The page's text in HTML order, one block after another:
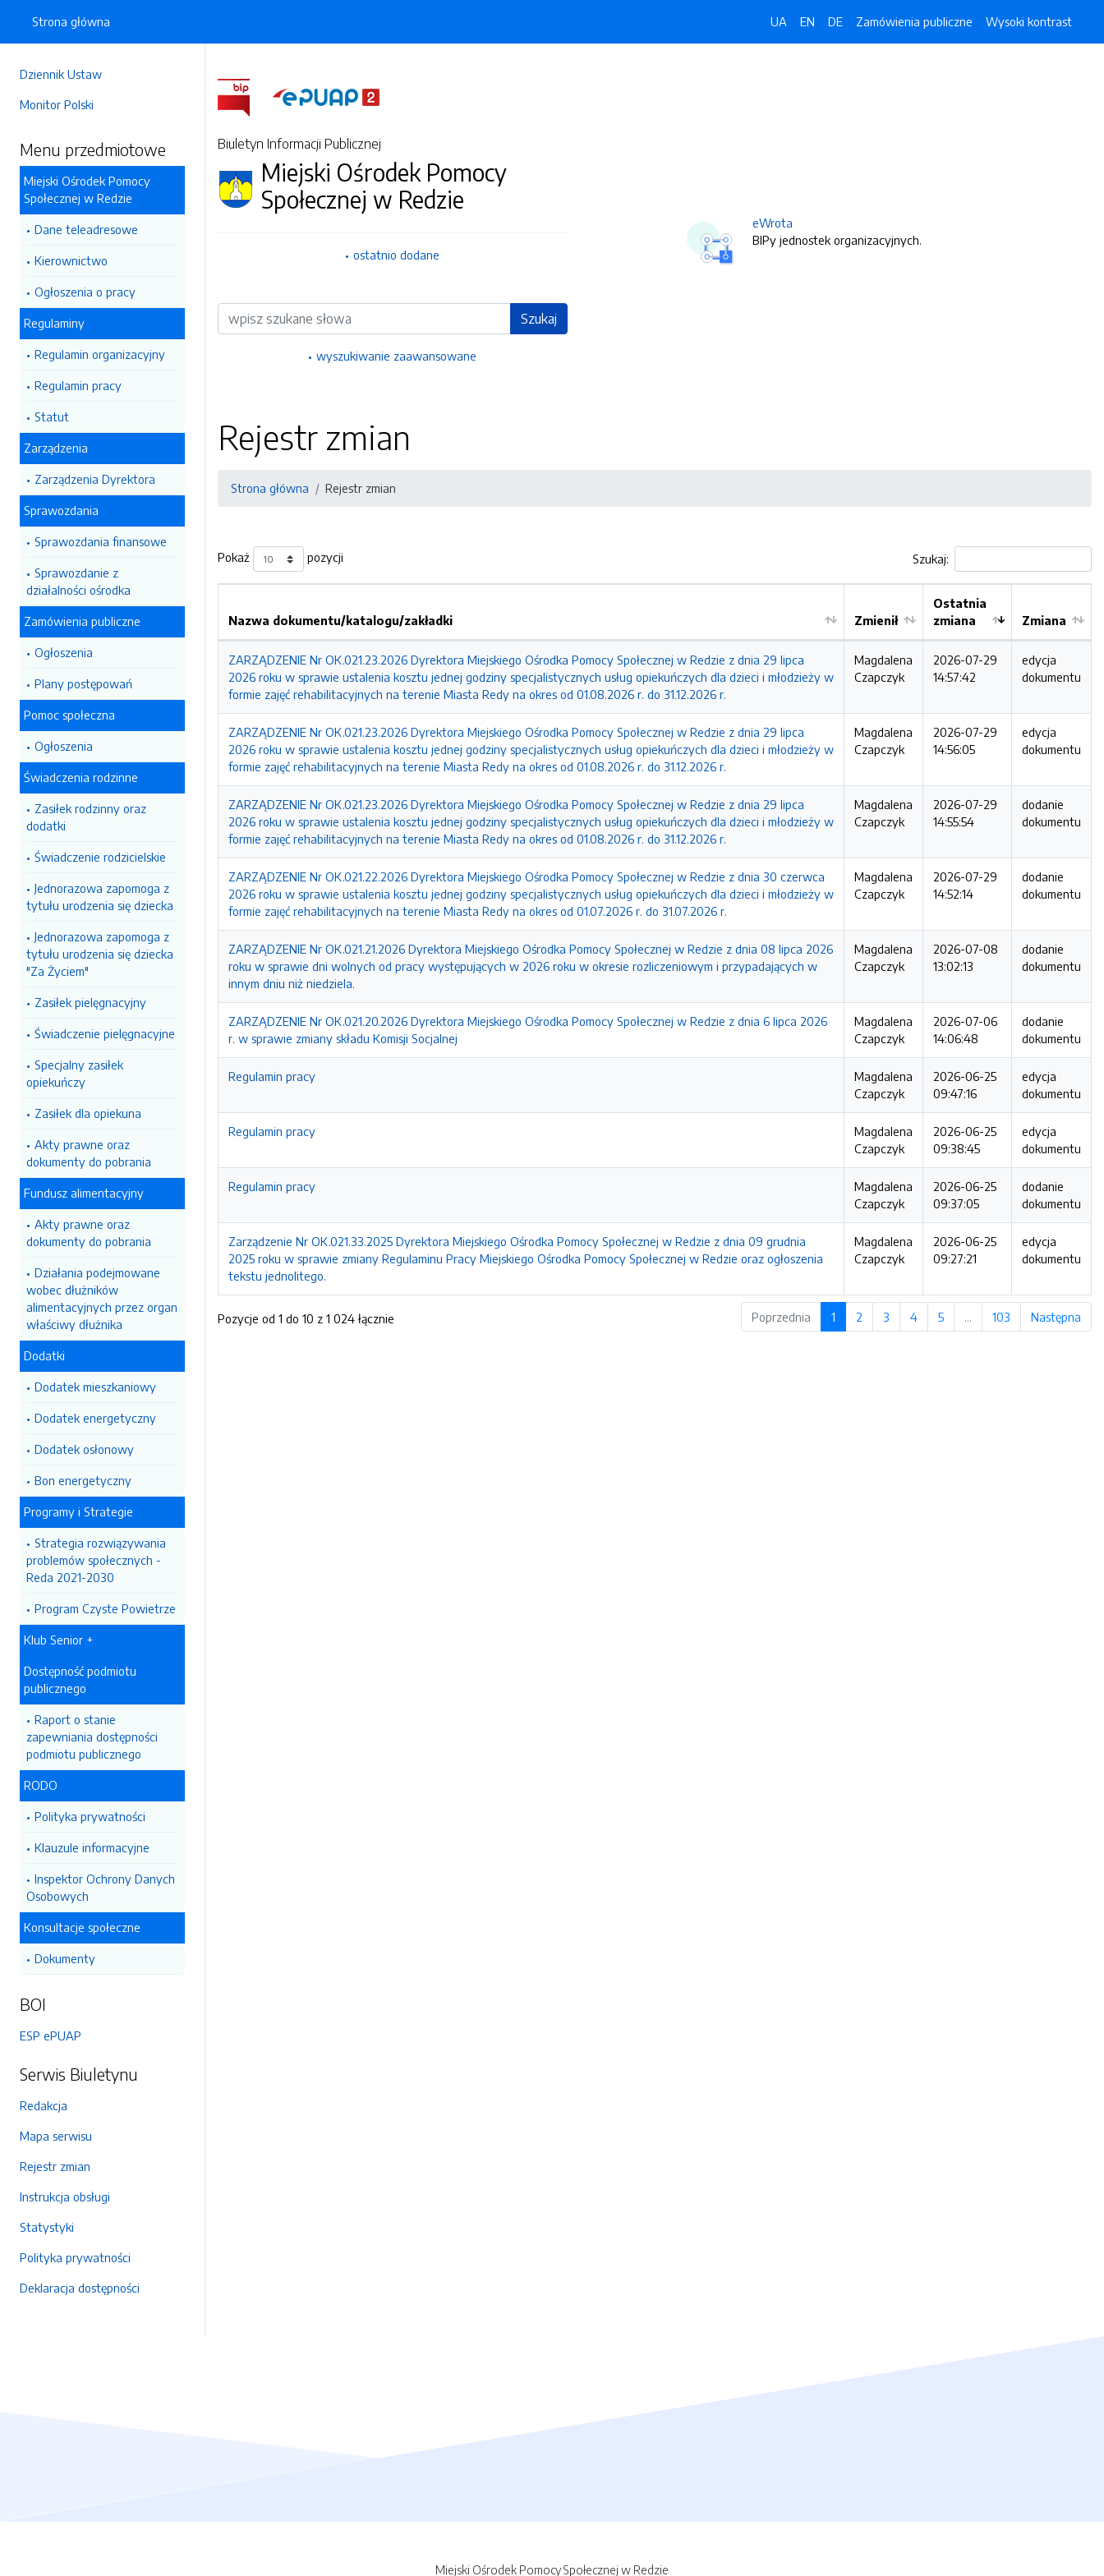
Dziennik Ustaw
Monitor Polski
Menu przedmiotowe
Miejski Ośrodek Pomocy
Społecznej w Redzie
Dane teleadresowe
Kierownictwo
Ogłoszenia o pracy
Regulaminy
Regulamin organizacyjny
Regulamin pracy
Statut
Zarządzenia
Zarządzenia Dyrektora
Sprawozdania
Sprawozdania finansowe
Sprawozdanie z
działalności ośrodka
Zamówienia publiczne
Ogłoszenia
Plany postępowań
Pomoc społeczna
Ogłoszenia
Świadczenia rodzinne
Zasiłek rodzinny oraz
dodatki
Świadczenie rodzicielskie
Jednorazowa zapomoga z
tytułu urodzenia się dziecka
Jednorazowa zapomoga z
tytułu urodzenia się dziecka
"Za Życiem"
Zasiłek pielęgnacyjny
Świadczenie pielęgnacyjne
Specjalny zasiłek
opiekuńczy
Zasiłek dla opiekuna
Akty prawne oraz
dokumenty do pobrania
Fundusz alimentacyjny
Akty prawne oraz
dokumenty do pobrania
Działania podejmowane
wobec dłużników
alimentacyjnych przez organ
właściwy dłużnika
Dodatki
Dodatek mieszkaniowy
Dodatek energetyczny
Dodatek osłonowy
Bon energetyczny
Programy i Strategie
Strategia rozwiązywania
problemów społecznych -
Reda 2021-2030
Program Czyste Powietrze
Klub Senior +
Dostępność podmiotu
publicznego
Raport o stanie
zapewniania dostępności
podmiotu publicznego
RODO
Polityka prywatności
Klauzule informacyjne
Inspektor Ochrony Danych
Osobowych
Konsultacje społeczne
Dokumenty
BOI
ESP ePUAP
Serwis Biuletynu
Redakcja
Mapa serwisu
Rejestr zmian
Instrukcja obsługi
Statystyki
Polityka prywatności
Deklaracja dostępności
Strona główna UA EN DE Zamówienia publiczne Wysoki kontrast
Biuletyn Informacji Publicznej
Miejski Ośrodek Pomocy
Społecznej w Redzie
ostatnio dodane
Wyszukiwarka Szukaj
wyszukiwanie zaawansowane
eWrota
BIPy jednostek organizacyjnych.
Rejestr zmian
Strona główna Rejestr zmian
Pokaż pozycji Szukaj:
Nazwa dokumentu/katalogu/zakładki Zmienił
Ostatnia
zmiana
Zmiana
ZARZĄDZENIE Nr OK.021.23.2026 Dyrektora Miejskiego Ośrodka Pomocy Społecznej w Redzie z dnia 29 lipca
2026 roku w sprawie ustalenia kosztu jednej godziny specjalistycznych usług opiekuńczych dla dzieci i młodzieży w
formie zajęć rehabilitacyjnych na terenie Miasta Redy na okres od 01.08.2026 r. do 31.12.2026 r.
Magdalena
Czapczyk
2026-07-29
14:57:42
edycja
dokumentu
ZARZĄDZENIE Nr OK.021.23.2026 Dyrektora Miejskiego Ośrodka Pomocy Społecznej w Redzie z dnia 29 lipca
2026 roku w sprawie ustalenia kosztu jednej godziny specjalistycznych usług opiekuńczych dla dzieci i młodzieży w
formie zajęć rehabilitacyjnych na terenie Miasta Redy na okres od 01.08.2026 r. do 31.12.2026 r.
Magdalena
Czapczyk
2026-07-29
14:56:05
edycja
dokumentu
ZARZĄDZENIE Nr OK.021.23.2026 Dyrektora Miejskiego Ośrodka Pomocy Społecznej w Redzie z dnia 29 lipca
2026 roku w sprawie ustalenia kosztu jednej godziny specjalistycznych usług opiekuńczych dla dzieci i młodzieży w
formie zajęć rehabilitacyjnych na terenie Miasta Redy na okres od 01.08.2026 r. do 31.12.2026 r.
Magdalena
Czapczyk
2026-07-29
14:55:54
dodanie
dokumentu
ZARZĄDZENIE Nr OK.021.22.2026 Dyrektora Miejskiego Ośrodka Pomocy Społecznej w Redzie z dnia 30 czerwca
2026 roku w sprawie ustalenia kosztu jednej godziny specjalistycznych usług opiekuńczych dla dzieci i młodzieży w
formie zajęć rehabilitacyjnych na terenie Miasta Redy na okres od 01.07.2026 r. do 31.07.2026 r.
Magdalena
Czapczyk
2026-07-29
14:52:14
dodanie
dokumentu
ZARZĄDZENIE Nr OK.021.21.2026 Dyrektora Miejskiego Ośrodka Pomocy Społecznej w Redzie z dnia 08 lipca 2026
roku w sprawie dni wolnych od pracy występujących w 2026 roku w okresie rozliczeniowym i przypadających w
innym dniu niż niedziela.
Magdalena
Czapczyk
2026-07-08
13:02:13
dodanie
dokumentu
ZARZĄDZENIE Nr OK.021.20.2026 Dyrektora Miejskiego Ośrodka Pomocy Społecznej w Redzie z dnia 6 lipca 2026
r. w sprawie zmiany składu Komisji Socjalnej
Magdalena
Czapczyk
2026-07-06
14:06:48
dodanie
dokumentu
Regulamin pracy
Magdalena
Czapczyk
2026-06-25
09:47:16
edycja
dokumentu
Regulamin pracy
Magdalena
Czapczyk
2026-06-25
09:38:45
edycja
dokumentu
Regulamin pracy
Magdalena
Czapczyk
2026-06-25
09:37:05
dodanie
dokumentu
Zarządzenie Nr OK.021.33.2025 Dyrektora Miejskiego Ośrodka Pomocy Społecznej w Redzie z dnia 09 grudnia
2025 roku w sprawie zmiany Regulaminu Pracy Miejskiego Ośrodka Pomocy Społecznej w Redzie oraz ogłoszenia
tekstu jednolitego.
Magdalena
Czapczyk
2026-06-25
09:27:21
edycja
dokumentu
Pozycje od 1 do 10 z 1 024 łącznie Poprzednia 1 2 3 4 5 … 103 Następna
Miejski Ośrodek Pomocy Społecznej w Redzie